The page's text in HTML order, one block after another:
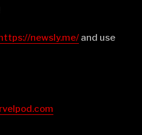
newsly.me/⁠⁠⁠⁠⁠⁠⁠⁠⁠⁠⁠⁠⁠⁠⁠⁠⁠⁠⁠⁠⁠⁠⁠⁠⁠⁠⁠⁠⁠⁠⁠⁠⁠⁠⁠⁠⁠⁠⁠⁠⁠⁠⁠⁠⁠⁠⁠⁠⁠⁠⁠⁠⁠⁠⁠⁠⁠⁠⁠⁠⁠⁠⁠⁠⁠⁠⁠⁠⁠⁠⁠⁠⁠⁠⁠⁠⁠ and use